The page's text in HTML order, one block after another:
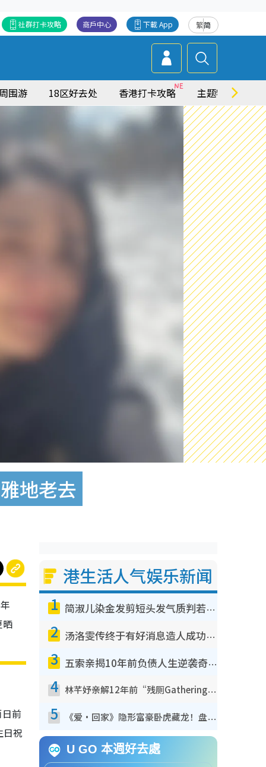
繁简
下載 App
商戶中心
社群打卡攻略
围游 18区好去处 香港打卡攻略 主题特集
地老去
晒
前
祝
港生活人气娱乐新闻
1 简淑儿染金发剪短头发气质判若两人！吓坏老公麦大力都认不出：“你做什么？”
2 汤洛雯传终于有好消息造人成功！两大细节曝孕味极浓引猜测：大肚婆先会咁！
3 五索亲揭10年前负债人生逆袭奇迹！全靠去一地方转运后即遇上马先生
4 林芊妤亲解12年前“残厕Gathering”真相！高层解约一句话重创尊严，至今拒返TVB
5 《爱·回家》隐形富豪卧虎藏龙！盘点12位财气逼人的有钱艺人：这位美女3亿身家不愁做
U GO 本週好去處